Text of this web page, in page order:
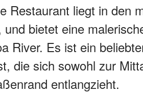
Restaurant liegt in den
bietet eine
River. Es ist ein
die sich sowohl zur
entlangzieht.